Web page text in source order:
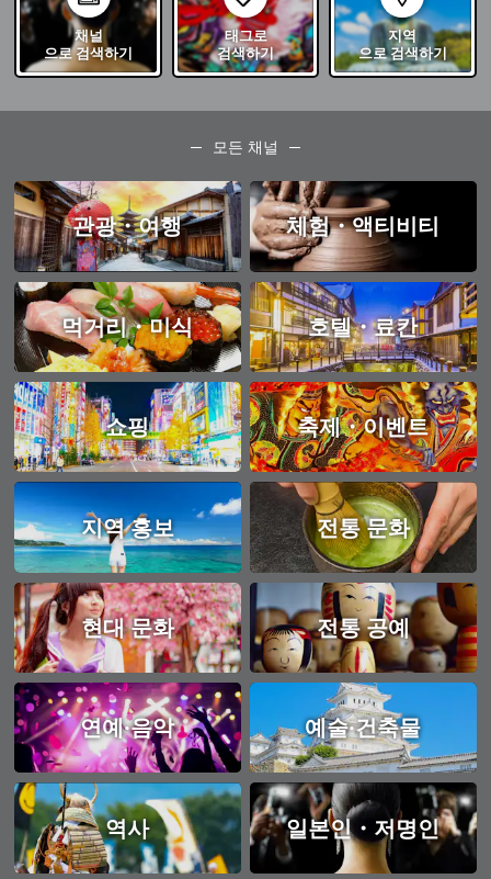
채널
으로 검색하기
태그로
검색하기
지역
으로 검색하기
모든 채널
관광・여행 체험・액티비티
먹거리・미식 호텔・료칸
쇼핑 축제・이벤트
지역 홍보 전통 문화
현대 문화 전통 공예
연예·음악 예술·건축물
역사 일본인・저명인